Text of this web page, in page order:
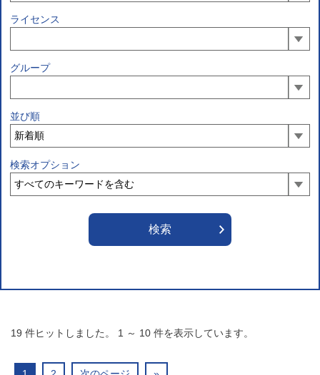
ライセンス
グループ
並び順
検索オプション
19 件ヒットしました。 1 ～ 10 件を表示しています。